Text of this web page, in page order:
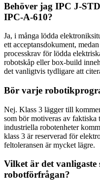
Behöver jag IPC J-
IPC-A-610?
Ja, i många lödda
ett acceptansdokument,
processkrav för lödda
robotskåp eller box-build
det vanligtvis tydligare att
Bör varje
Nej. Klass 3 lägger till
som bör motiveras av
industriella robotenheter
klass 3 är reserverad för
feltoleransen är mycket lägre.
Vilket är det vanligaste
robotförfrågan?